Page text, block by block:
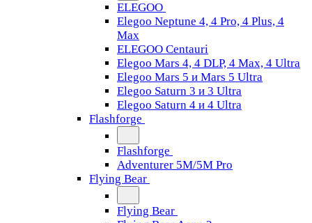
ELEGOO
Elegoo Neptune 4, 4 Pro, 4 Plus, 4
Max
ELEGOO Centauri
Elegoo Mars 4, 4 DLP, 4 Max, 4 Ultra
Elegoo Mars 5 и Mars 5 Ultra
Elegoo Saturn 3 и 3 Ultra
Elegoo Saturn 4 и 4 Ultra
Flashforge
Flashforge
Adventurer 5M/5M Pro
Flying Bear
Flying Bear